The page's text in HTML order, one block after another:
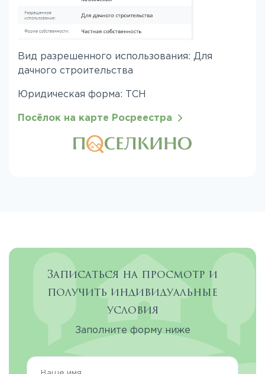
Вид разрешенного использования: Для
дачного строительства
Юридическая форма: ТСН
Посёлок на карте Росреестра
Записаться на просмотр и
получить индивидуальные
условия
Заполните форму ниже